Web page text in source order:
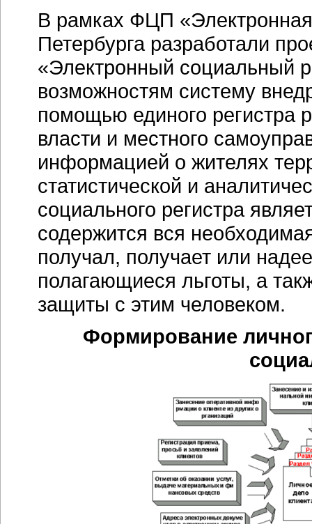
В рамках ФЦП «Электронная
Петербурга разработали
«Электронный социальный
возможностям систему
помощью единого регистра
власти и местного
информацией о жителях
статистической и
социального регистра
содержится вся
получал, получает или
полагающиеся льготы, а
защиты с этим человеком.
Формирование